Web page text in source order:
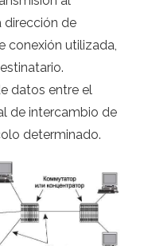
dirección de
conexión utilizada,
datos entre el
de intercambio de
determinado.